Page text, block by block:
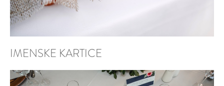
IMENSKE KARTICE